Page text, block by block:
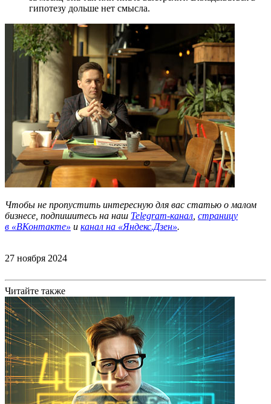
гипотезу дольше нет смысла.
Чтобы не пропустить интересную для вас статью о малом
бизнесе, подпишитесь на наш Telegram-канал страницу
в «ВКонтакте» и канал на «Яндекс.Дзен».
27 ноября 2024
Читайте также